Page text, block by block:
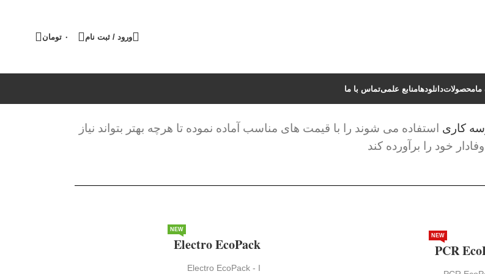
ورود / ثبت نام ۰ تومان
مامحصولاتدانلودهامنابع علمیتماس با ما
کاری استفاده می شوند را با قیمت های مناسب آماده نموده تا هرچه بهتر بتواند نیاز
خود را برآورده کند
PCR
NEW
Electro EcoPack
NEW
Electro EcoPack - I